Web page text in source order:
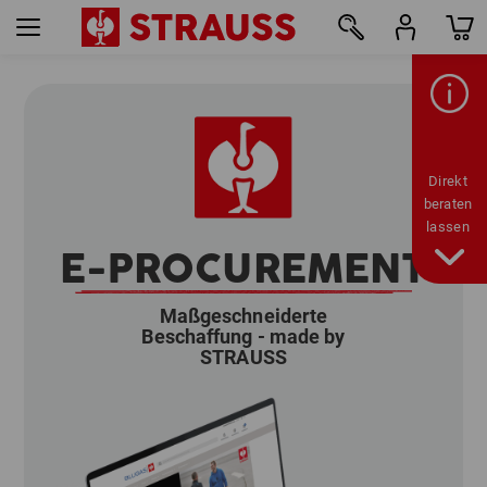
E-PROCUREMENT
Maßgeschneiderte
Beschaffung - made by
STRAUSS
Direkt
beraten
lassen